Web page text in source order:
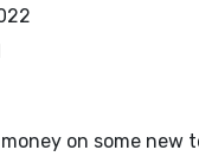
on some